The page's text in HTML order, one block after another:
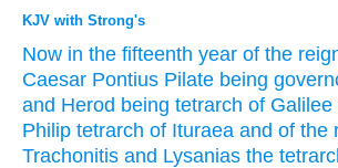
KJV with Strong's
Now in the fifteenth year of the
Caesar Pontius Pilate being
and Herod being tetrarch of Galilee
Philip tetrarch of Ituraea and of the
Trachonitis and Lysanias the